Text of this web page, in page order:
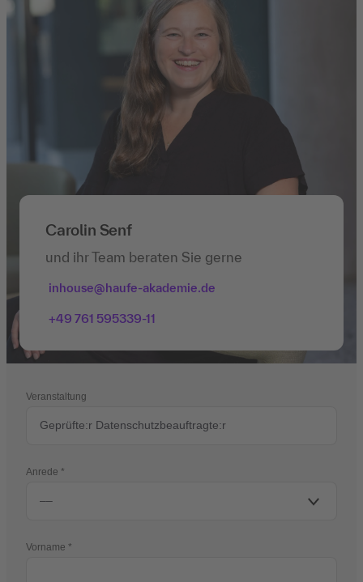
Carolin Senf
und ihr Team beraten Sie gerne
inhouse@haufe-akademie.de
+49 761 595339-11
Veranstaltung
Anrede
Vorname